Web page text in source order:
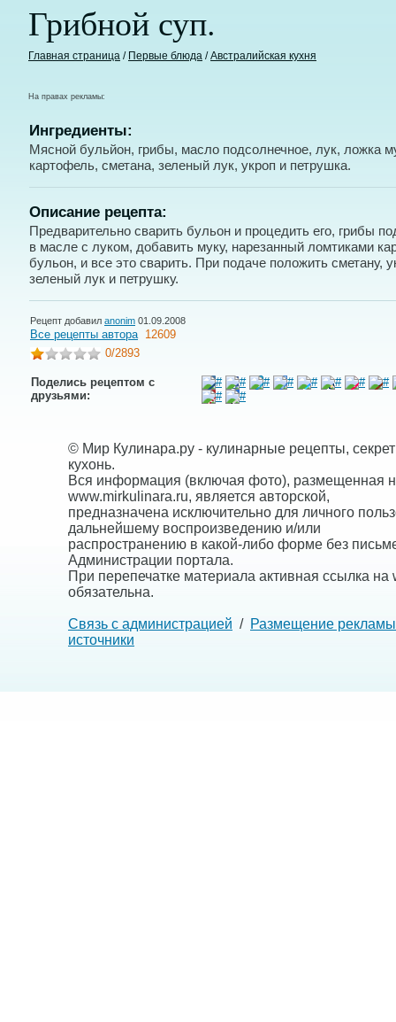
Грибной суп.
Главная страница / Первые блюда /Австралийская кухня
На правах рекламы:
Ингредиенты:
Мясной бульйон, грибы, масло подсолнечное, лук, ложка
картофель, сметана, зеленый лук, укроп и петрушка.
Описание рецепта:
Предварительно сварить бульон и процедить его, грибы
в масле с луком, добавить муку, нарезанный ломтиками
бульон, и все это сварить. При подаче положить сметану,
зеленый лук и петрушку.
Рецепт добавил anonim 01.09.2008
Все рецепты автора 12609
0/2893
Поделись рецептом с
друзьями:
© Мир Кулинара.ру - кулинарные рецепты,
кухонь.
Вся информация (включая фото), размещенная
www.mirkulinara.ru, является авторской,
предназначена исключительно для личного
дальнейшему воспроизведению и/или
распространению в какой-либо форме без
Администрации портала.
При перепечатке материала активная ссылка на
обязательна.
Связь с администрацией / Размещение рекламы
источники